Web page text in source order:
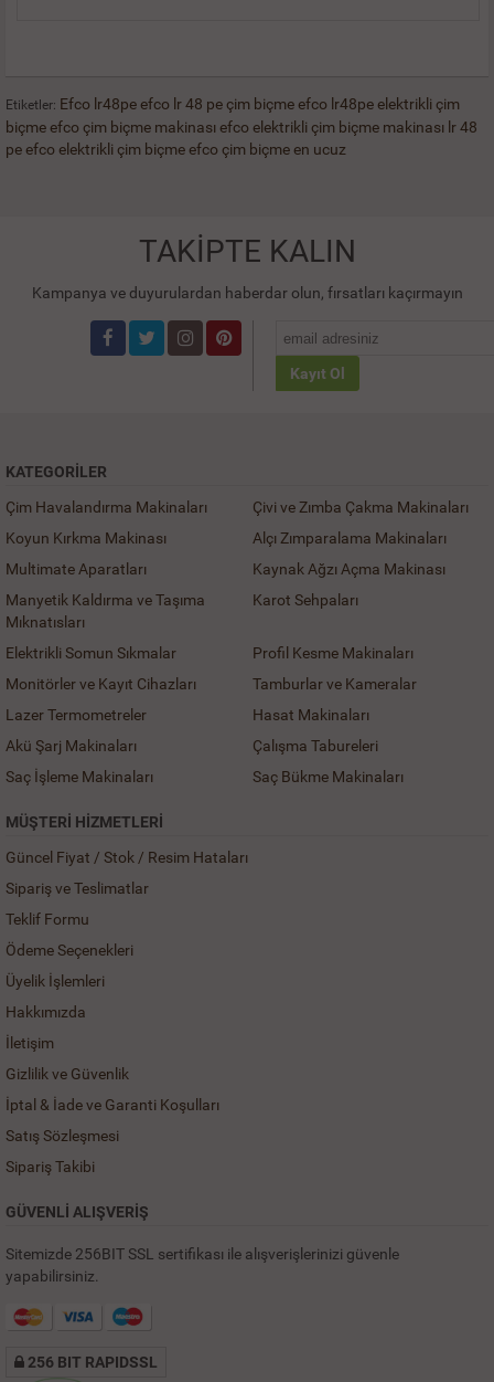
Etiketler: Efco lr48pe efco lr 48 pe çim biçme efco lr48pe elektrikli çim
biçme efco çim biçme makinası efco elektrikli çim biçme makinası lr 48
pe efco elektrikli çim biçme efco çim biçme en ucuz
TAKİPTE KALIN
Kampanya ve duyurulardan haberdar olun, fırsatları kaçırmayın
Kayıt Ol
KATEGORILER
Çim Havalandırma Makinaları
Çivi ve Zımba Çakma Makinaları
Koyun Kırkma Makinası
Alçı Zımparalama Makinaları
Multimate Aparatları
Kaynak Ağzı Açma Makinası
Manyetik Kaldırma ve Taşıma
Mıknatısları
Karot Sehpaları
Elektrikli Somun Sıkmalar
Profil Kesme Makinaları
Monitörler ve Kayıt Cihazları
Tamburlar ve Kameralar
Lazer Termometreler
Hasat Makinaları
Akü Şarj Makinaları
Çalışma Tabureleri
Saç İşleme Makinaları
Saç Bükme Makinaları
MÜŞTERI HIZMETLERI
Güncel Fiyat / Stok / Resim Hataları
Sipariş ve Teslimatlar
Teklif Formu
Ödeme Seçenekleri
Üyelik İşlemleri
Hakkımızda
İletişim
Gizlilik ve Güvenlik
İptal & İade ve Garanti Koşulları
Satış Sözleşmesi
Sipariş Takibi
GÜVENLİ ALIŞVERİŞ
Sitemizde 256BIT SSL sertifikası ile alışverişlerinizi güvenle
yapabilirsiniz.
256 BIT RAPIDSSL